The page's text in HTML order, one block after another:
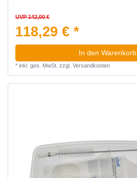
UVP 142,00 €
118,29 € *
In den Warenkorb
* inkl. ges. MwSt. zzgl. Versandkosten